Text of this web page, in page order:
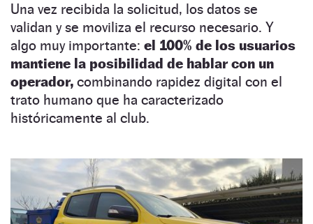
Una vez recibida la solicitud, los datos se
validan y se moviliza el recurso necesario. Y
algo muy importante: el 100% de los usuarios
mantiene la posibilidad de hablar con un
operador, combinando rapidez digital con el
trato humano que ha caracterizado
históricamente al club.